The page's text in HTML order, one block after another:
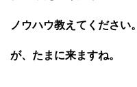
ノウハウ教えてください。
が、たまに来ますね。